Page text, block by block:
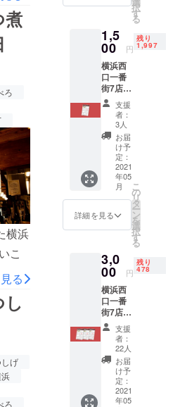
か
素
り
る
。
ダ
分
つ
ウ
厚
を
べ
』
＿
＿
兵
こ
キ
だ
病
つ
食
タ
揚
コ
も
煮
ろ
横浜
こ
』
＿
＿
る
しげ
ろ
択
す
る
1,5
00 円
残り
1,997
横浜西
口一番
街7店舗
で各店1
杯ず
つ、計7
杯分お
好きな
ドリン
クが飲
めるス
タンプ
ラリー
形式の
サービ
ス券を1
りしま
す。
サービ
ス券の
有効期
限は
2021年
12月末
日で
す。
支援
者：
3人
お届
け予
定：
2021
年05
月
詳細を見る
こ
の
リ
タ
ー
ン
を
選
択
す
る
3,0
00 円
残り
478
横浜西
口一番
街7店舗
で各店1
杯ず
つ、計7
杯分お
好きな
ドリン
クが飲
めるス
支援
者：
22人
お届
け予
定：
2021
年05